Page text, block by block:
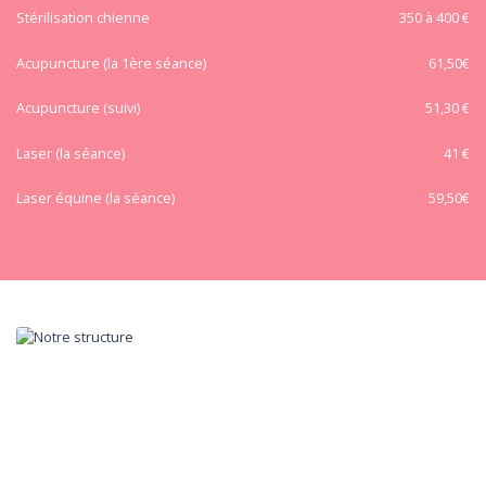
Stérilisation chienne 350 à 400 €
Acupuncture (la 1ère séance) 61,50€
Acupuncture (suivi) 51,30 €
Laser (la séance) 41 €
Laser équine (la séance) 59,50€